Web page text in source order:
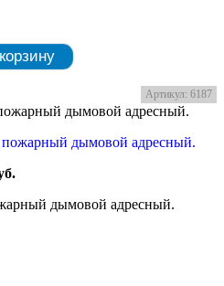
Артикул: 6187
дымовой адресный.
дымовой адресный.